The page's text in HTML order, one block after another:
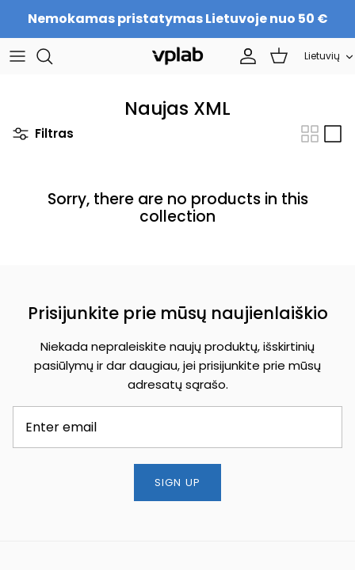
content
Nemokamas pristatymas Lietuvoje nuo 50 €
Lietuvių
SETS
Sportinė mityba
Baltymai
Apie mus
Karjera
Naujas XML
Filtras
Sorry, there are no products in this
collection
Prisijunkite prie mūsų naujienlaiškio
Niekada nepraleiskite naujų produktų, išskirtinių
pasiūlymų ir dar daugiau, jei prisijunkite prie mūsų
adresatų sąrašo.
SIGN UP